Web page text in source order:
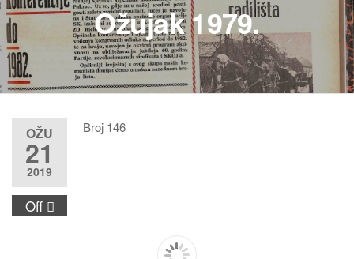
Ožujak 1979.
OŽU
21
2019
Off
Broj 146